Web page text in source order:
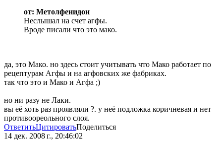
от: Метолфенидон
Неслышал на счет агфы.
Вроде писали что это мако.
да, это Мако. но здесь стоит учитывать что Мако работает по
рецептурам Агфы и на агфовских же фабриках.
так что это и Мако и Агфа ;)
но ни разу не Лаки.
вы её хоть раз проявляли ?. у неё подложка коричневая и нет
противоореольного слоя.
ОтветитьЦитироватьПоделиться
14 дек. 2008 г., 20:46:02